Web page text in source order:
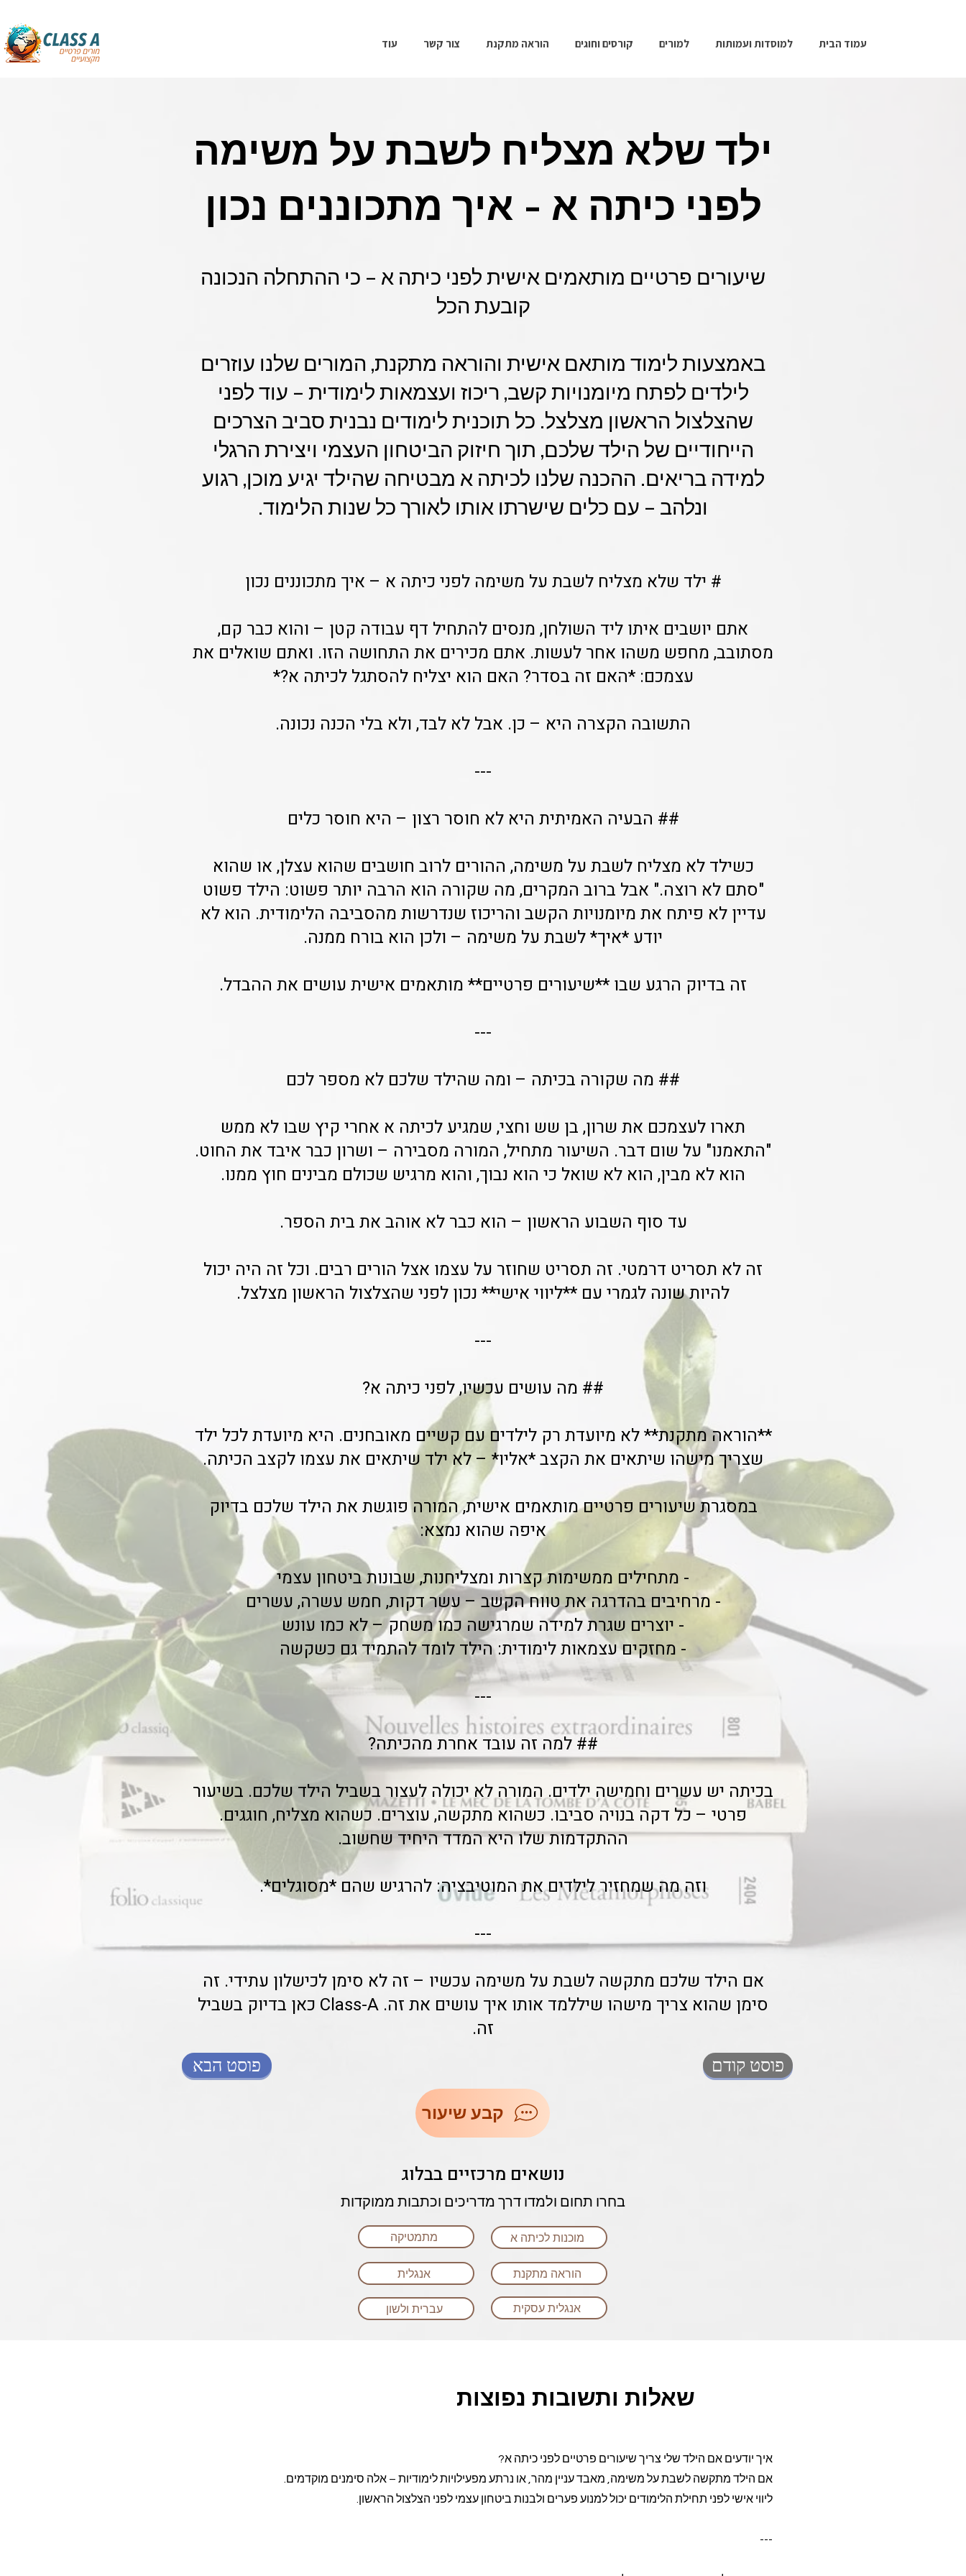
עמוד הבית למוסדות ועמותות למורים קורסים וחוגים הוראה מתקנת צור קשר עוד
ילד שלא מצליח לשבת על משימה
לפני כיתה א - איך מתכוננים נכון
שיעורים פרטיים מותאמים אישית לפני כיתה א – כי ההתחלה הנכונה
קובעת הכל
באמצעות לימוד מותאם אישית והוראה מתקנת, המורים שלנו עוזרים
לילדים לפתח מיומנויות קשב, ריכוז ועצמאות לימודית – עוד לפני
שהצלצול הראשון מצלצל. כל תוכנית לימודים נבנית סביב הצרכים
הייחודיים של הילד שלכם, תוך חיזוק הביטחון העצמי ויצירת הרגלי
למידה בריאים. ההכנה שלנו לכיתה א מבטיחה שהילד יגיע מוכן, רגוע
ונלהב – עם כלים שישרתו אותו לאורך כל שנות הלימוד.
# ילד שלא מצליח לשבת על משימה לפני כיתה א – איך מתכוננים נכון
אתם יושבים איתו ליד השולחן, מנסים להתחיל דף עבודה קטן – והוא כבר קם,
מסתובב, מחפש משהו אחר לעשות. אתם מכירים את התחושה הזו. ואתם שואלים את
עצמכם: *האם זה בסדר? האם הוא יצליח להסתגל לכיתה א?*
התשובה הקצרה היא – כן. אבל לא לבד, ולא בלי הכנה נכונה.
---
## הבעיה האמיתית היא לא חוסר רצון – היא חוסר כלים
כשילד לא מצליח לשבת על משימה, ההורים לרוב חושבים שהוא עצלן, או שהוא
"סתם לא רוצה." אבל ברוב המקרים, מה שקורה הוא הרבה יותר פשוט: הילד פשוט
עדיין לא פיתח את מיומנויות הקשב והריכוז שנדרשות מהסביבה הלימודית. הוא לא
יודע *איך* לשבת על משימה – ולכן הוא בורח ממנה.
זה בדיוק הרגע שבו **שיעורים פרטיים** מותאמים אישית עושים את ההבדל.
---
## מה שקורה בכיתה – ומה שהילד שלכם לא מספר לכם
תארו לעצמכם את שרון, בן שש וחצי, שמגיע לכיתה א אחרי קיץ שבו לא ממש
"התאמנו" על שום דבר. השיעור מתחיל, המורה מסבירה – ושרון כבר איבד את החוט.
הוא לא מבין, הוא לא שואל כי הוא נבוך, והוא מרגיש שכולם מבינים חוץ ממנו.
עד סוף השבוע הראשון – הוא כבר לא אוהב את בית הספר.
זה לא תסריט דרמטי. זה תסריט שחוזר על עצמו אצל הורים רבים. וכל זה היה יכול
להיות שונה לגמרי עם **ליווי אישי** נכון לפני שהצלצול הראשון מצלצל.
---
## מה עושים עכשיו, לפני כיתה א?
**הוראה מתקנת** לא מיועדת רק לילדים עם קשיים מאובחנים. היא מיועדת לכל ילד
שצריך מישהו שיתאים את הקצב *אליו* – לא ילד שיתאים את עצמו לקצב הכיתה.
במסגרת שיעורים פרטיים מותאמים אישית, המורה פוגשת את הילד שלכם בדיוק
איפה שהוא נמצא:
- מתחילים ממשימות קצרות ומצליחנות, שבונות ביטחון עצמי
- מרחיבים בהדרגה את טווח הקשב – עשר דקות, חמש עשרה, עשרים
- יוצרים שגרת למידה שמרגישה כמו משחק – לא כמו עונש
- מחזקים עצמאות לימודית: הילד לומד להתמיד גם כשקשה
---
## למה זה עובד אחרת מהכיתה?
בכיתה יש עשרים וחמישה ילדים. המורה לא יכולה לעצור בשביל הילד שלכם. בשיעור
פרטי – כל דקה בנויה סביבו. כשהוא מתקשה, עוצרים. כשהוא מצליח, חוגגים.
ההתקדמות שלו היא המדד היחיד שחשוב.
וזה מה שמחזיר לילדים את המוטיבציה: להרגיש שהם *מסוגלים*.
---
אם הילד שלכם מתקשה לשבת על משימה עכשיו – זה לא סימן לכישלון עתידי. זה
סימן שהוא צריך מישהו שיללמד אותו איך עושים את זה. Class-A כאן בדיוק בשביל
זה.
פוסט הבא פוסט קודם
קבע שיעור
נושאים מרכזיים בבלוג
בחרו תחום ולמדו דרך מדריכים וכתבות ממוקדות
מוכנות לכיתה א מתמטיקה
הוראה מתקנת
אנגלית עסקית
אנגלית
עברית ולשון
שאלות ותשובות נפוצות
איך יודעים אם הילד שלי צריך שיעורים פרטיים לפני כיתה א?
אם הילד מתקשה לשבת על משימה, מאבד עניין מהר, או נרתע מפעילויות לימודיות – אלה סימנים מוקדמים.
ליווי אישי לפני תחילת הלימודים יכול למנוע פערים ולבנות ביטחון עצמי לפני הצלצול הראשון.
---